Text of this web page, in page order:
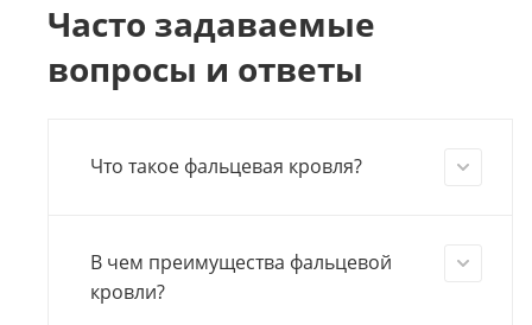
Часто задаваемые
вопросы и ответы
Что такое фальцевая кровля?
В чем преимущества фальцевой
кровли?